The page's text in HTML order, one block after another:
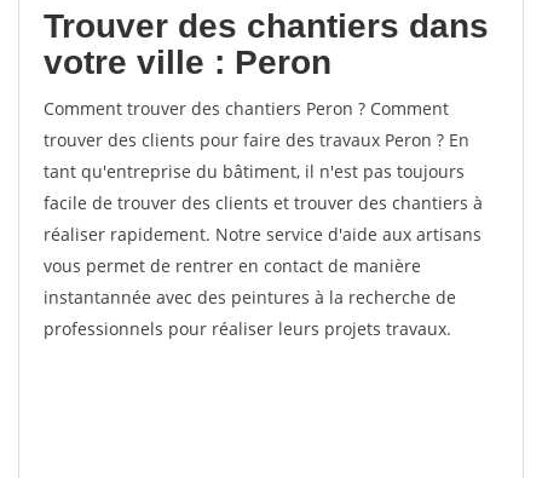
Trouver des chantiers dans
votre ville : Peron
Comment trouver des chantiers Peron ? Comment
trouver des clients pour faire des travaux Peron ? En
tant qu'entreprise du bâtiment, il n'est pas toujours
facile de trouver des clients et trouver des chantiers à
réaliser rapidement. Notre service d'aide aux artisans
vous permet de rentrer en contact de manière
instantannée avec des peintures à la recherche de
professionnels pour réaliser leurs projets travaux.